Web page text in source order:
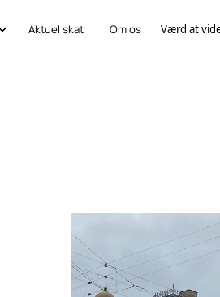
Aktuel skat Om os Værd at